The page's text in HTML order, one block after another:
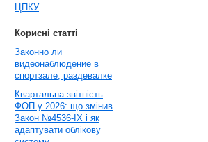
ЦПКУ
Корисні статті
Законно ли
видеонаблюдение в
спортзале, раздевалке
Квартальна звітність
ФОП у 2026: що змінив
Закон №4536-IX і як
адаптувати облікову